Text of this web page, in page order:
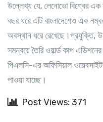
উল্লেখ্য যে, লেনোভো বিশ্বের এক
বছর ধরে এটি বাংলাদেশেও এক নম্বর
অবস্থান ধরে রেখেছে।প্রযুক্তি,
সমন্বয়ে তৈরি ওয়ার্ল্ড কাপ
পিএলসি-এর অফিসিয়াল
পাওয়া যাচ্ছে।
Post Views: 371